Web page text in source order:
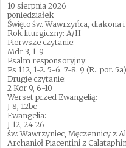
10 sierpnia 2026
poniedziałek
Święto św. Wawrzyńca, diakona
Rok liturgiczny: A/II
Pierwsze czytanie:
Mdr 3, 1-9
Psalm responsoryjny:
Ps 112, 1-2. 5-6. 7-8. 9 (R.: por. 5a)
Drugie czytanie:
2 Kor 9, 6-10
Werset przed Ewangelią:
J 8, 12bc
Ewangelia:
J 12, 24-26
św. Wawrzyniec, Męczennicy z
Archanioł Piacentini z